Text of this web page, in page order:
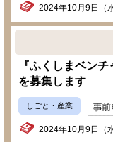
2024年10月9日（
『ふくしまベン
を募集します
しごと・産業
2024年10月9日（